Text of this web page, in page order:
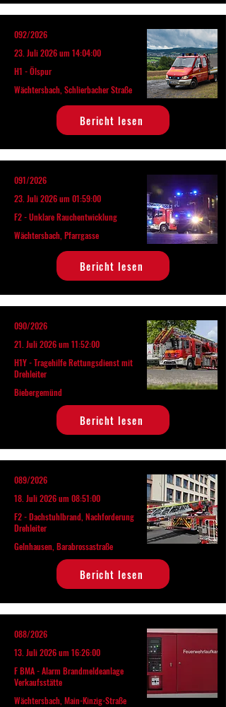
092/2026
23. Juli 2026 um 14:04:00
H1 - Ölspur
Wächtersbach, Schlierbacher Straße
Bericht lesen
091/2026
23. Juli 2026 um 01:59:00
F2 - Unklare Rauchentwicklung
Wächtersbach, Pfarrgasse
Bericht lesen
090/2026
21. Juli 2026 um 11:52:00
H1Y - Tragehilfe Rettungsdienst mit
Drehleiter
Biebergemünd
Bericht lesen
089/2026
18. Juli 2026 um 08:51:00
F2 - Dachstuhlbrand, Nachforderung
Drehleiter
Gelnhausen, Barabrossastraße
Bericht lesen
088/2026
13. Juli 2026 um 16:26:00
F BMA - Alarm Brandmeldeanlage
Verkaufsstätte
Wächtersbach, Main-Kinzig-Straße